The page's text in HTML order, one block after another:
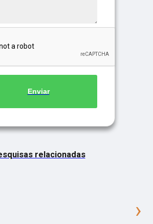
Enviar
relacionadas
›